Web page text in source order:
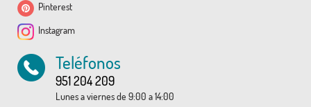
Pinterest
Instagram
Teléfonos
951 204 209
Lunes a viernes de 9:00 a 14:00